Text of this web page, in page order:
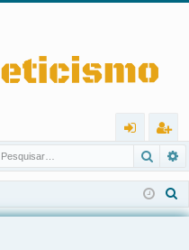
ra
r
eg
ist
ra
e